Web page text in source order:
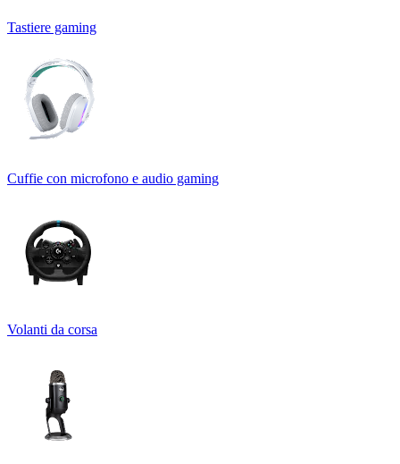
Tastiere gaming
Cuffie con microfono e audio gaming
Volanti da corsa